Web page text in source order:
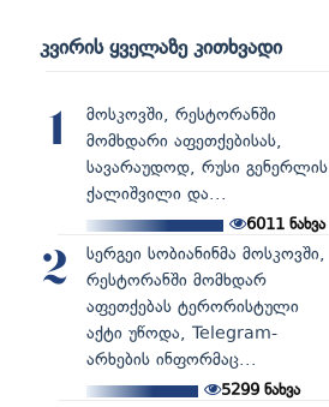
კვირის ყველაზე კითხვადი
1
მოსკოვში, რესტორანში
მომხდარი აფეთქებისას,
სავარაუდოდ, რუსი გენერლის
ქალიშვილი და...
6011 ნახვა
2
სერგეი სობიანინმა მოსკოვში,
რესტორანში მომხდარ
აფეთქებას ტერორისტული
აქტი უწოდა, Telegram-
არხების ინფორმაც...
5299 ნახვა